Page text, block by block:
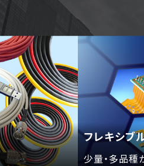
フレキシブ
少量・多品種